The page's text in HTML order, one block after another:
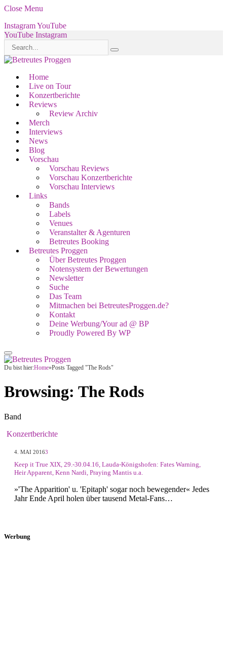
Close Menu
InstagramYouTube
YouTube Instagram
Home
Live on Tour
Konzertberichte
Reviews
Review Archiv
Merch
Interviews
News
Blog
Vorschau
Vorschau Reviews
Vorschau Konzertberichte
Vorschau Interviews
Links
Bands
Labels
Venues
Veranstalter & Agenturen
Betreutes Booking
Betreutes Proggen
Über Betreutes Proggen
Notensystem der Bewertungen
Newsletter
Suche
Das Team
Mitmachen bei BetreutesProggen.de?
Kontakt
Deine Werbung/Your ad @ BP
Proudly Powered By WP
Du bist hier:Home»Posts Tagged "The Rods"
Browsing: The Rods
Band
Konzertberichte
4. MAI 20163
Keep it True XIX, 29.-30.04.16, Lauda-Königshofen: Fates Warning,
Heir Apparent, Kenn Nardi, Praying Mantis u.a.
»'The Apparition' u. 'Epitaph' sogar noch bewegender« Jedes
Jahr Ende April holen über tausend Metal-Fans…
Werbung